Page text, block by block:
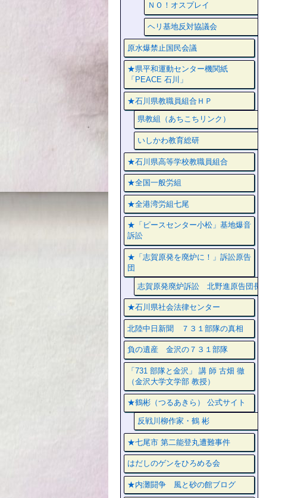
ＮＯ！オスプレイ
ヘリ基地反対協議会
原水爆禁止国民会議
★県平和運動センター機関紙
「PEACE 石川」
★石川県教職員組合ＨＰ
県教組（あちこちリンク）
いしかわ教育総研
★石川県高等学校教職員組合
★全国一般労組
★全港湾労組七尾
★「ピースセンター小松」基地爆音
訴訟
★「志賀原発を廃炉に！」訴訟原告
団
志賀原発廃炉訴訟 北野進原告団長
★石川県社会法律センター
北陸中日新聞 ７３１部隊の真相
負の遺産 金沢の７３１部隊
「731 部隊と金沢」 講 師 古畑 徹
（金沢大学文学部 教授）
★鶴彬（つるあきら） 公式サイト
反戦川柳作家・鶴 彬
★七尾市 第二能登丸遭難事件
はだしのゲンをひろめる会
★内灘闘争 風と砂の館ブログ